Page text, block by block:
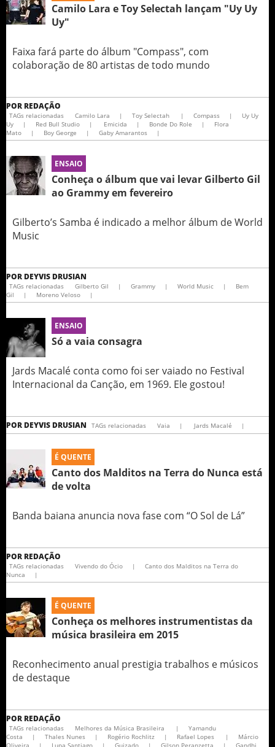
Camilo Lara e Toy Selectah lançam "Uy Uy
Uy"
Faixa fará parte do álbum "Compass", com
colaboração de 80 artistas de todo mundo
POR REDAÇÃO
TAGs relacionadas Camilo Lara | Toy Selectah | Compass |
Uy Uy
Uy
| Red Bull Studio | Emicida | Bonde Do Role |
Flora
Mato
| Boy George | Gaby Amarantos |
ENSAIO
Conheça o álbum que vai levar Gilberto Gil
ao Grammy em fevereiro
Gilberto’s Samba é indicado a melhor álbum de World
Music
POR DEYVIS DRUSIAN
TAGs relacionadas Gilberto Gil | Grammy | World Music |
Bem
Gil
| Moreno Veloso |
ENSAIO
Só a vaia consagra
Jards Macalé conta como foi ser vaiado no Festival
Internacional da Canção, em 1969. Ele gostou!
POR DEYVIS DRUSIAN TAGs relacionadas Vaia | Jards Macalé |
É QUENTE
Canto dos Malditos na Terra do Nunca está
de volta
Banda baiana anuncia nova fase com “O Sol de Lá”
POR REDAÇÃO
TAGs relacionadas Vivendo do Ócio |
Canto dos Malditos na Terra do
Nunca
|
É QUENTE
Conheça os melhores instrumentistas da
música brasileira em 2015
Reconhecimento anual prestigia trabalhos e músicos
de destaque
POR REDAÇÃO
TAGs relacionadas Melhores da Música Brasileira |
Yamandu
Costa
| Thales Nunes | Rogério Rochlitz | Rafael Lopes |
Márcio
Oliveira
| Lupa Santiago | Guizado | Gilson Peranzetta | Gandhi